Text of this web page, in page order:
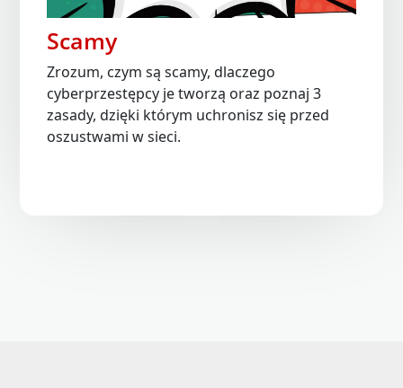
Scamy
Zrozum, czym są scamy, dlaczego
cyberprzestępcy je tworzą oraz poznaj 3
zasady, dzięki którym uchronisz się przed
oszustwami w sieci.